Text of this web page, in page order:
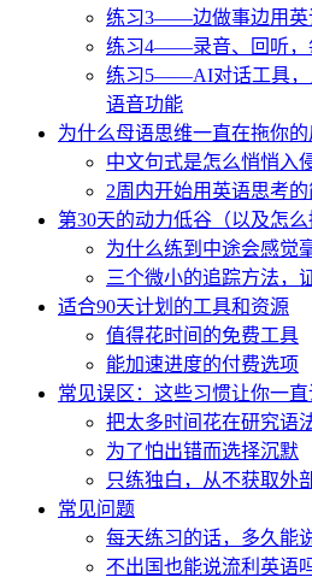
练习3——边做事边用英
练习4——录音、回听，
练习5——AI对话工具，
语音功能
为什么母语思维一直在拖你的
中文句式是怎么悄悄入
2周内开始用英语思考
第30天的动力低谷（以及怎么
为什么练到中途会感觉
三个微小的追踪方法，
适合90天计划的工具和资源
值得花时间的免费工具
能加速进度的付费选项
常见误区：这些习惯让你一直
把太多时间花在研究语
为了怕出错而选择沉默
只练独白，从不获取外
常见问题
每天练习的话，多久能
不出国也能说流利英语